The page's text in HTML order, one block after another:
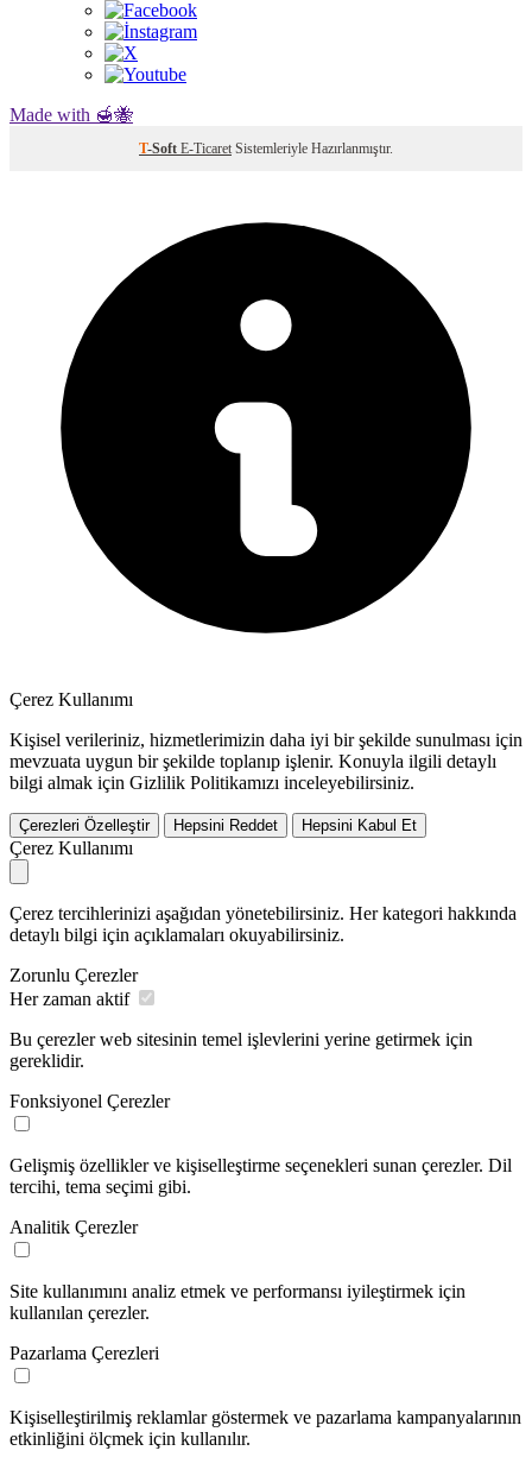
Made with 🍯🐝
T-Soft E-Ticaret Sistemleriyle Hazırlanmıştır.
Çerez Kullanımı
Kişisel verileriniz, hizmetlerimizin daha iyi bir şekilde sunulması için
mevzuata uygun bir şekilde toplanıp işlenir. Konuyla ilgili detaylı
bilgi almak için Gizlilik Politikamızı inceleyebilirsiniz.
Çerezleri Özelleştir Hepsini Reddet Hepsini Kabul Et
Çerez Kullanımı
Çerez tercihlerinizi aşağıdan yönetebilirsiniz. Her kategori hakkında
detaylı bilgi için açıklamaları okuyabilirsiniz.
Zorunlu Çerezler
Her zaman aktif
Bu çerezler web sitesinin temel işlevlerini yerine getirmek için
gereklidir.
Fonksiyonel Çerezler
Gelişmiş özellikler ve kişiselleştirme seçenekleri sunan çerezler. Dil
tercihi, tema seçimi gibi.
Analitik Çerezler
Site kullanımını analiz etmek ve performansı iyileştirmek için
kullanılan çerezler.
Pazarlama Çerezleri
Kişiselleştirilmiş reklamlar göstermek ve pazarlama kampanyalarının
etkinliğini ölçmek için kullanılır.